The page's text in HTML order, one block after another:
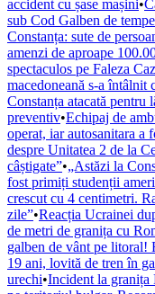
accident cu șase mașini•
sub Cod Galben de
Constanța: sute de
amenzi de aproape
spectaculos pe Faleza
macedoneană s-a întâlnit
Constanța atacată pentru
preventiv•Echipaj de
operat, iar autosanitara a
despre Unitatea 2 de la
câștigate”•„Astăzi la
fost primiți studenții
crescut cu 4 centimetri.
zile”•Reacția Ucrainei
de metri de granița cu
galben de vânt pe litoral!
19 ani, lovită de tren în
urechi•Incident la granița